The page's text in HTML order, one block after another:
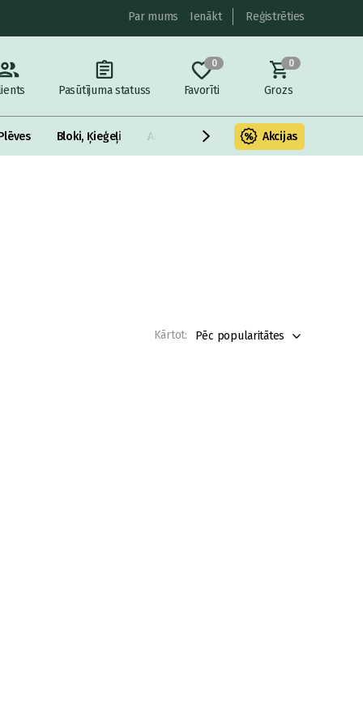
Par mums Ienākt Reģistrēties
Pasūtījuma statuss
0
Favorīti
0
Grozs
Bloki, Ķieģeļi Armatūra un metāls Fasādes
Akcijas
Kārtot: Pēc popularitātes